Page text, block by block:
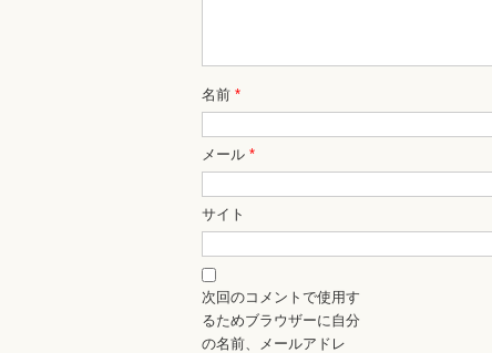
名前 *
メール *
サイト
次回のコメントで使用す
るためブラウザーに自分
の名前、メールアドレ